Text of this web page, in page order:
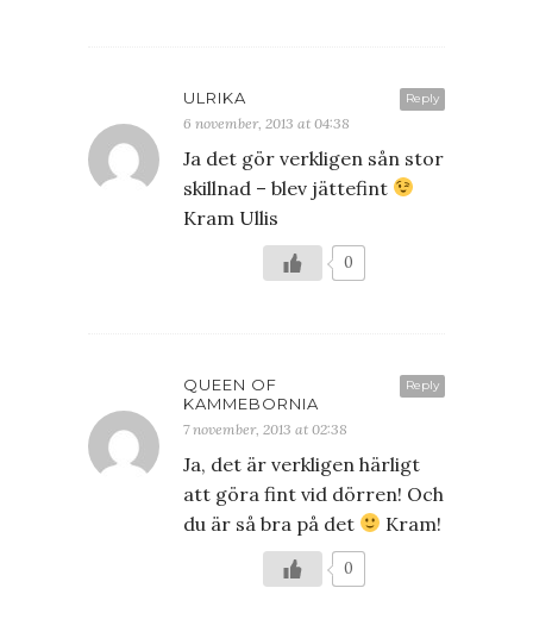
Reply
ULRIKA
6 november, 2013 at 04:38
Ja det gör verkligen sån stor
skillnad – blev jättefint
Kram Ullis
0
Reply
QUEEN OF
KAMMEBORNIA
7 november, 2013 at 02:38
Ja, det är verkligen härligt
att göra fint vid dörren! Och
du är så bra på det
Kram!
0